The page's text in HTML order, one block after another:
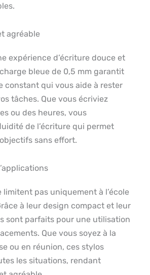
agréable
expérience d’écriture douce et
bleue de 0,5 mm garantit
constant qui vous aide à rester
tâches. Que vous écriviez
ou des heures, vous
de l’écriture qui permet
sans effort.
limitent pas uniquement à l’école
à leur design compact et leur
sont parfaits pour une utilisation
Que vous soyez à la
ou en réunion, ces stylos
les situations, rendant